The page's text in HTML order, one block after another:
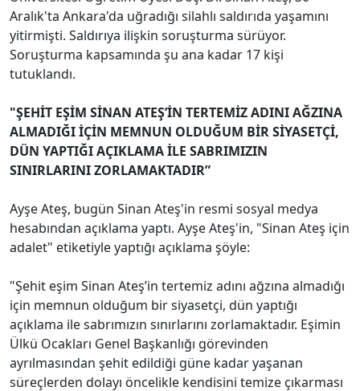
Aralık'ta Ankara'da uğradığı silahlı saldırıda yaşamını
yitirmişti. Saldırıya ilişkin soruşturma sürüyor.
Soruşturma kapsamında şu ana kadar 17 kişi
tutuklandı.
"ŞEHİT EŞİM SİNAN ATEŞ’İN TERTEMİZ ADINI AĞZINA
ALMADIĞI İÇİN MEMNUN OLDUĞUM BİR SİYASETÇİ,
DÜN YAPTIĞI AÇIKLAMA İLE SABRIMIZIN
SINIRLARINI ZORLAMAKTADIR”
Ayşe Ateş, bugün Sinan Ateş'in resmi sosyal medya
hesabından açıklama yaptı. Ayşe Ateş'in, "Sinan Ateş için
adalet" etiketiyle yaptığı açıklama şöyle:
"Şehit eşim Sinan Ateş’in tertemiz adını ağzına almadığı
için memnun olduğum bir siyasetçi, dün yaptığı
açıklama ile sabrımızın sınırlarını zorlamaktadır. Eşimin
Ülkü Ocakları Genel Başkanlığı görevinden
ayrılmasından şehit edildiği güne kadar yaşanan
süreçlerden dolayı öncelikle kendisini temize çıkarması